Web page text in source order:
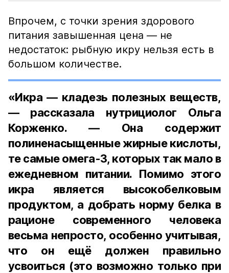
Впрочем, с точки зрения здорового
питания завышенная цена — не
недостаток: рыбную икру нельзя есть в
большом количестве.
«Икра — кладезь полезных веществ,
— рассказала нутрициолог Ольга
Корженко. — Она содержит
полиненасыщенные жирные кислоты,
те самые омега-3, которых так мало в
ежедневном питании. Помимо этого
икра является высокобелковым
продуктом, а добрать норму белка в
рационе современного человека
весьма непросто, особенно учитывая,
что он ещё должен правильно
усвоиться (это возможно только при